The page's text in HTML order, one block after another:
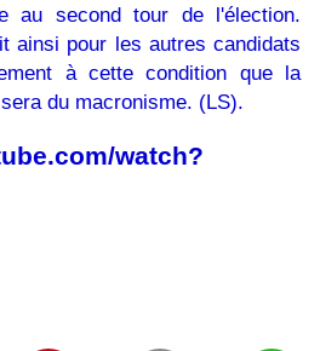
au second tour de l'élection.
ainsi pour les autres candidats
à cette condition que la
du macronisme. (LS).
watch?